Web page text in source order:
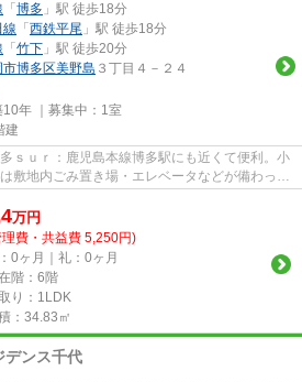
「博多 」駅 徒歩18分
線 「西鉄平尾 」駅 徒歩18分
「竹下 」駅 徒歩20分
市博多区美野島 ３丁目４－２４
年 ｜募集中： 1室
建
ｓｕｒ：鹿児島本線博多駅にも近くて便利。小
敷地内ごみ置き場・エレベータなどが備わって
万円
費・共益費 5,250円)
0ヶ月｜礼：0ヶ月
階：6階
り：1LDK
：34.83㎡
デンス千代